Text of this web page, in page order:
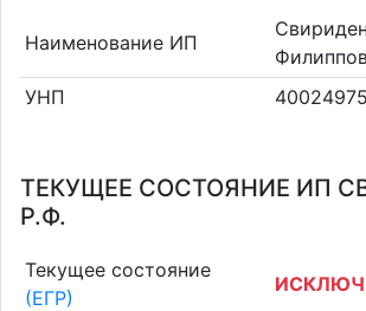
Наименование ИП
УНП
ТЕКУЩЕЕ СОСТОЯНИЕ ИП
Р.Ф.
Текущее состояние
(ЕГР)